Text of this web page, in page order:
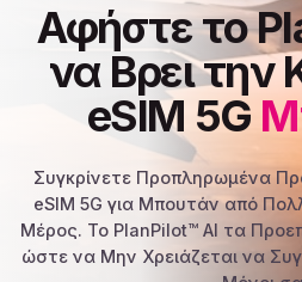
Αφήστε το
να Βρει την
eSIM 5G
Συγκρίνετε Προπληρωμένα
eSIM 5G για Μπουτάν από
Μέρος. Το PlanPilot™ AI τα
ώστε να Μην Χρειάζεται να